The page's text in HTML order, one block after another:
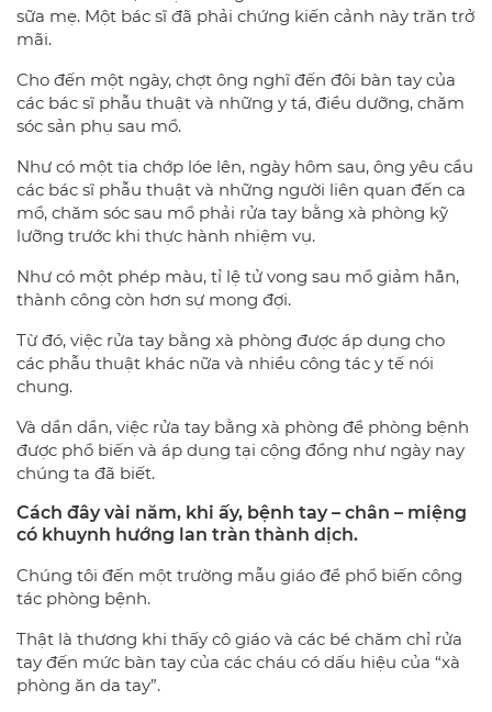
sữa mẹ. Một bác sĩ đã phải chứng kiến cảnh này trăn trở
mãi.
Cho đến một ngày, chợt ông nghĩ đến đôi bàn tay của
các bác sĩ phẫu thuật và những y tá, điều dưỡng, chăm
sóc sản phụ sau mổ.
Như có một tia chớp lóe lên, ngày hôm sau, ông yêu cầu
các bác sĩ phẫu thuật và những người liên quan đến ca
mổ, chăm sóc sau mổ phải rửa tay bằng xà phòng kỹ
lưỡng trước khi thực hành nhiệm vụ.
Như có một phép màu, tỉ lệ tử vong sau mổ giảm hẳn,
thành công còn hơn sự mong đợi.
Từ đó, việc rửa tay bằng xà phòng được áp dụng cho
các phẫu thuật khác nữa và nhiều công tác y tế nói
chung.
Và dần dần, việc rửa tay bằng xà phòng để phòng bệnh
được phổ biến và áp dụng tại cộng đồng như ngày nay
chúng ta đã biết.
Cách đây vài năm, khi ấy, bệnh tay – chân – miệng
có khuynh hướng lan tràn thành dịch.
Chúng tôi đến một trường mẫu giáo để phổ biến công
tác phòng bệnh.
Thật là thương khi thấy cô giáo và các bé chăm chỉ rửa
tay đến mức bàn tay của các cháu có dấu hiệu của “xà
phòng ăn da tay”.